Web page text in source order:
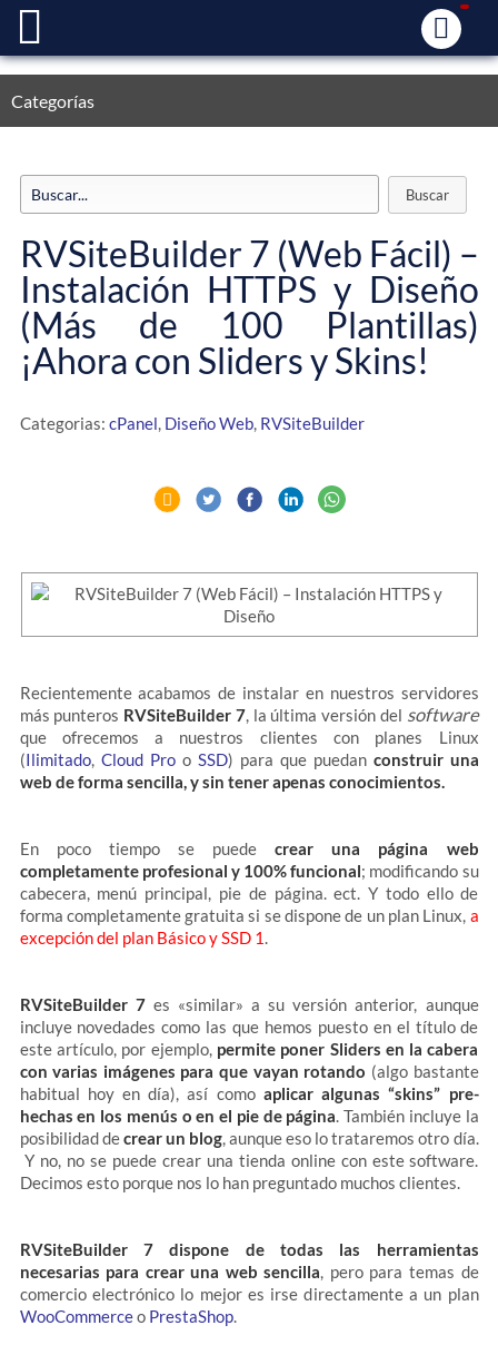
Categorías
RVSiteBuilder 7 (Web Fácil) –
Instalación HTTPS y Diseño
(Más de 100 Plantillas)
¡Ahora con Sliders y Skins!
Categorias: cPanel, Diseño Web, RVSiteBuilder
Recientemente acabamos de instalar en nuestros servidores
más punteros RVSiteBuilder 7, la última versión del software
que ofrecemos a nuestros clientes con planes Linux
(Ilimitado, Cloud Proo SSD) para que puedan construir una
web de forma sencilla, y sin tener apenas conocimientos.
En poco tiempo se puedecrear una página web
completamente profesional y 100% funcional; modificando su
cabecera, menú principal, pie de página. ect. Y todo ello de
forma completamente gratuita si se dispone de un plan Linux, a
excepción del plan Básico y SSD 1.
RVSiteBuilder 7 es «similar» a su versión anterior, aunque
incluye novedades como las que hemos puesto en el título de
este artículo, por ejemplo,permite poner Sliders en la cabera
con varias imágenes para que vayan rotando (algo bastante
habitual hoy en día), así comoaplicar algunas “skins” pre-
hechas en los menús o en el pie de página. También incluye la
posibilidad decrear un blog, aunque eso lo trataremos otro día.
Y no, no se puede crear una tienda online con este software.
Decimos esto porque nos lo han preguntado muchos clientes.
RVSiteBuilder 7 dispone de todas las herramientas
necesarias para crear una web sencilla, pero para temas de
comercio electrónico lo mejor es irse directamente a un plan
WooCommerceo PrestaShop.